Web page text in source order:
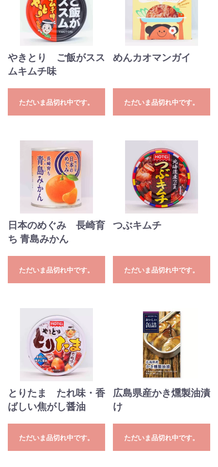
やきとり ご飯がスス
ムキムチ味
ただいま品切れ中です。
めんカオマンガイ
ただいま品切れ中です。
日本のめぐみ 長崎育
ち 青島みかん
ただいま品切れ中です。
つぶキムチ
ただいま品切れ中です。
とりたま たれ味・香
ばしい焦がし醤油
ただいま品切れ中です。
広島県産かき燻製油漬
け
ただいま品切れ中です。